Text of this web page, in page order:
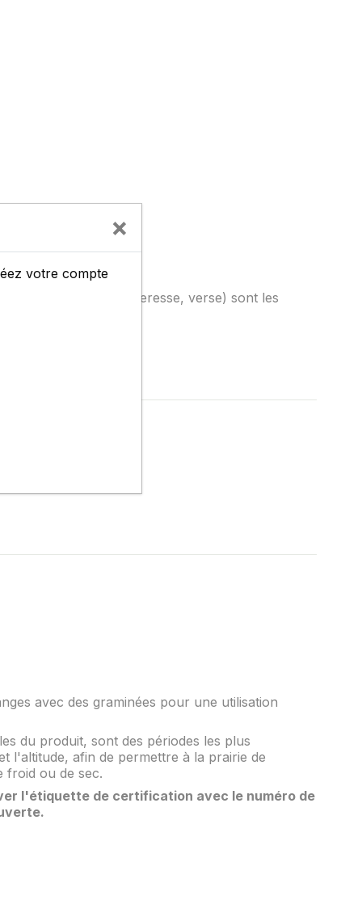
tardives, sécheresse, verse) sont les
avec des graminées pour une utilisation
du produit, sont des périodes les plus
l'altitude, afin de permettre à la prairie de
froid ou de sec.
l'étiquette de certification avec le numéro de
×
votre compte